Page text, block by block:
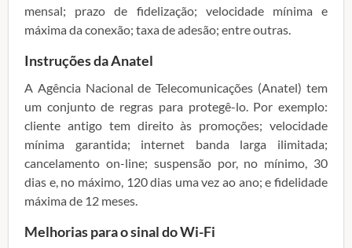
mensal; prazo de fidelização; velocidade mínima e
máxima da conexão; taxa de adesão; entre outras.
Instruções da Anatel
A Agência Nacional de Telecomunicações (Anatel) tem
um conjunto de regras para protegê-lo. Por exemplo:
cliente antigo tem direito às promoções; velocidade
mínima garantida; internet banda larga ilimitada;
cancelamento on-line; suspensão por, no mínimo, 30
dias e, no máximo, 120 dias uma vez ao ano; e fidelidade
máxima de 12 meses.
Melhorias para o sinal do Wi-Fi